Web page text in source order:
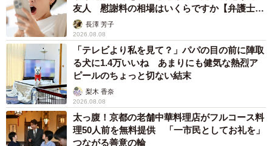
友人 慰謝料の相場はいくらですか【弁護士が
解説】長澤 芳子
2026.08.08
「テレビより私を見て？」パパの目の前に陣取
る犬に1.4万いいね あまりにも健気な熱烈ア
ピールのちょっと切ない結末
梨木 香奈
2026.08.08
太っ腹！京都の老舗中華料理店がフルコース料
理50人前を無料提供 「一市民としてお礼を」
つながる善意の輪